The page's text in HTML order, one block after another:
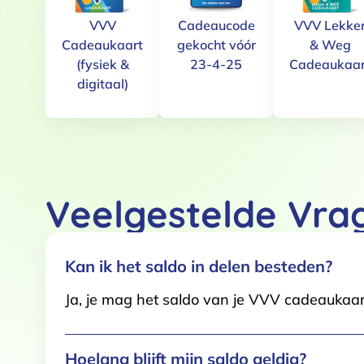
Toestemming
Deze website maakt gebruik
ze hebben verzameld op
Klik hiervoor ons
Toestemmingsselectie
VVV
Cadeaukaart
(fysiek &
digitaal)
Cadeaucode
gekocht vóór
23-4-25
VVV
& Weg
Veelgestelde
Kan ik het saldo in delen besteden?
Ja, je mag het saldo van je VVV
Hoelang blijft mijn saldo geldig?